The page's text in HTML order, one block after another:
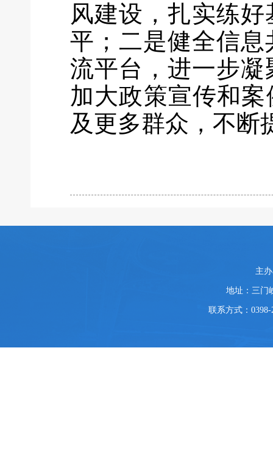
风建设，扎实练
平； 二是健全信息
流平台，进一步
加大政策宣传和
及更多群众，不断
主
地址：三门
联系方式：